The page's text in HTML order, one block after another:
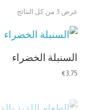
عرض ⁦3⁩ من كل النتائج
السنبلة الخضراء
€3,75